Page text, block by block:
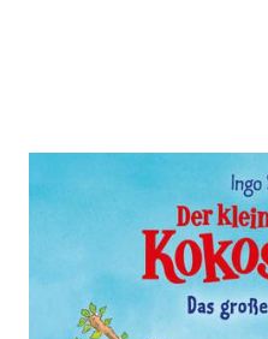
Der kleine
große Eier-Rätsel
Zur Wunschliste